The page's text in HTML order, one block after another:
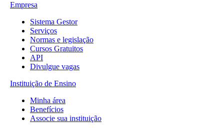
Empresa
Sistema Gestor
Serviços
Normas e legislação
Cursos Gratuitos
API
Divulgue vagas
Instituição de Ensino
Minha área
Benefícios
Associe sua instituição